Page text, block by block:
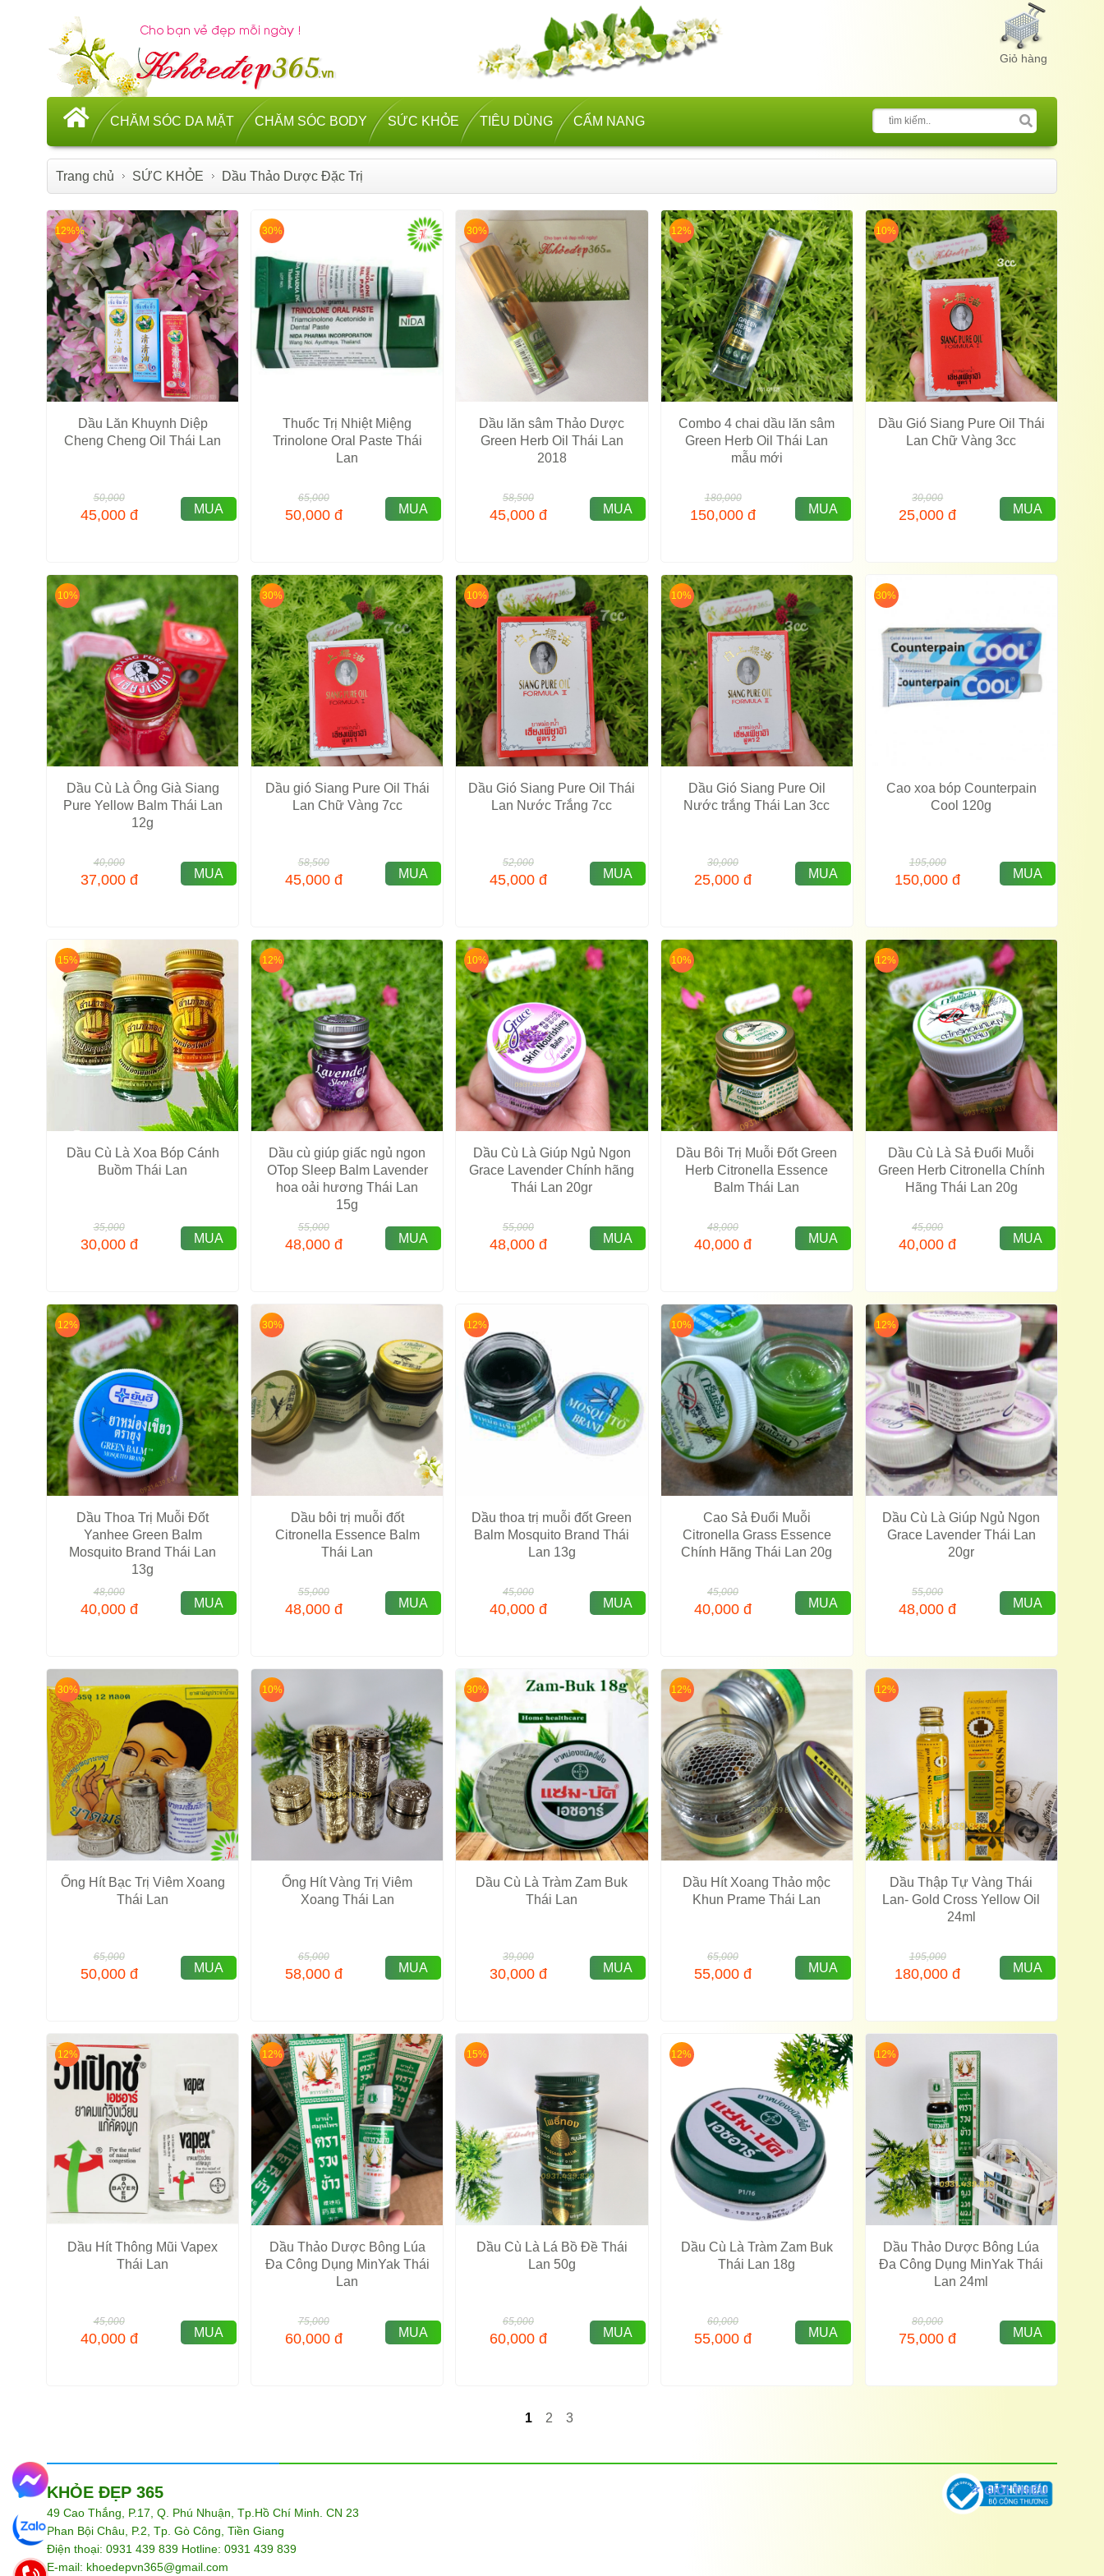
Giỏ hàng
CHĂM SÓC DA MẶT CHĂM SÓC BODY SỨC KHỎE TIÊU DÙNG CẨM NANG
Trang chủ SỨC KHỎE Dầu Thảo Dược Đặc Trị
12%%
Dầu Lăn Khuynh Diệp
Cheng Cheng Oil Thái Lan
50,000
45,000 đ MUA
30%
Thuốc Trị Nhiệt Miệng
Trinolone Oral Paste Thái
Lan
65,000
50,000 đ MUA
30%
Dầu lăn sâm Thảo Dược
Green Herb Oil Thái Lan
2018
58,500
45,000 đ MUA
12%
Combo 4 chai dầu lăn sâm
Green Herb Oil Thái Lan
mẫu mới
180,000
150,000đ MUA
10%
Dầu Gió Siang Pure Oil Thái
Lan Chữ Vàng 3cc
30,000
25,000đ MUA
10%
Dầu Cù Là Ông Già Siang
Pure Yellow Balm Thái Lan
12g
40,000
37,000 đ MUA
30%
Dầu gió Siang Pure Oil Thái
Lan Chữ Vàng 7cc
58,500
45,000 đ MUA
10%
Dầu Gió Siang Pure Oil Thái
Lan Nước Trắng 7cc
52,000
45,000 đ MUA
10%
Dầu Gió Siang Pure Oil
Nước trắng Thái Lan 3cc
30,000
25,000đ MUA
30%
Cao xoa bóp Counterpain
Cool 120g
195,000
150,000đ MUA
15%
Dầu Cù Là Xoa Bóp Cánh
Buồm Thái Lan
35,000
30,000 đ MUA
12%
Dầu cù giúp giấc ngủ ngon
OTop Sleep Balm Lavender
hoa oải hương Thái Lan
15g
55,000
48,000 đ MUA
10%
Dầu Cù Là Giúp Ngủ Ngon
Grace Lavender Chính hãng
Thái Lan 20gr
55,000
48,000 đ MUA
10%
Dầu Bôi Trị Muỗi Đốt Green
Herb Citronella Essence
Balm Thái Lan
48,000
40,000đ MUA
12%
Dầu Cù Là Sả Đuổi Muỗi
Green Herb Citronella Chính
Hãng Thái Lan 20g
45,000
40,000đ MUA
12%
Dầu Thoa Trị Muỗi Đốt
Yanhee Green Balm
Mosquito Brand Thái Lan
13g
48,000
40,000 đ MUA
30%
Dầu bôi trị muỗi đốt
Citronella Essence Balm
Thái Lan
55,000
48,000 đ MUA
12%
Dầu thoa trị muỗi đốt Green
Balm Mosquito Brand Thái
Lan 13g
45,000
40,000 đ MUA
10%
Cao Sả Đuổi Muỗi
Citronella Grass Essence
Chính Hãng Thái Lan 20g
45,000
40,000đ MUA
12%
Dầu Cù Là Giúp Ngủ Ngon
Grace Lavender Thái Lan
20gr
55,000
48,000đ MUA
30%
Ống Hít Bạc Trị Viêm Xoang
Thái Lan
65,000
50,000 đ MUA
10%
Ống Hít Vàng Trị Viêm
Xoang Thái Lan
65,000
58,000 đ MUA
30%
Dầu Cù Là Tràm Zam Buk
Thái Lan
39,000
30,000 đ MUA
12%
Dầu Hít Xoang Thảo mộc
Khun Prame Thái Lan
65,000
55,000đ MUA
12%
Dầu Thập Tự Vàng Thái
Lan- Gold Cross Yellow Oil
24ml
195,000
180,000đ MUA
12%
Dầu Hít Thông Mũi Vapex
Thái Lan
45,000
40,000 đ MUA
12%
Dầu Thảo Dược Bông Lúa
Đa Công Dụng MinYak Thái
Lan
75,000
60,000 đ MUA
15%
Dầu Cù Là Lá Bồ Đề Thái
Lan 50g
65,000
60,000 đ MUA
12%
Dầu Cù Là Tràm Zam Buk
Thái Lan 18g
60,000
55,000đ MUA
12%
Dầu Thảo Dược Bông Lúa
Đa Công Dụng MinYak Thái
Lan 24ml
80,000
75,000đ MUA
1 2 3
KHỎE ĐẸP 365
49 Cao Thắng, P.17, Q. Phú Nhuận, Tp.Hồ Chí Minh. CN 23
Phan Bội Châu, P.2, Tp. Gò Công, Tiền Giang
Điện thoại: 0931 439 839 Hotline: 0931 439 839
E-mail: khoedepvn365@gmail.com
GIỚI THIỆU